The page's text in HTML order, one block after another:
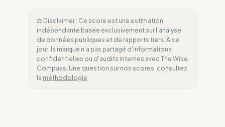
⚖️ Disclaimer : Ce score est une estimation
indépendante basée exclusivement sur l'analyse
de données publiques et de rapports tiers. À ce
jour, la marque n'a pas partagé d'informations
confidentielles ou d'audits internes avec The Wise
Compass. Une question sur nos scores, consultez
la méthodologie